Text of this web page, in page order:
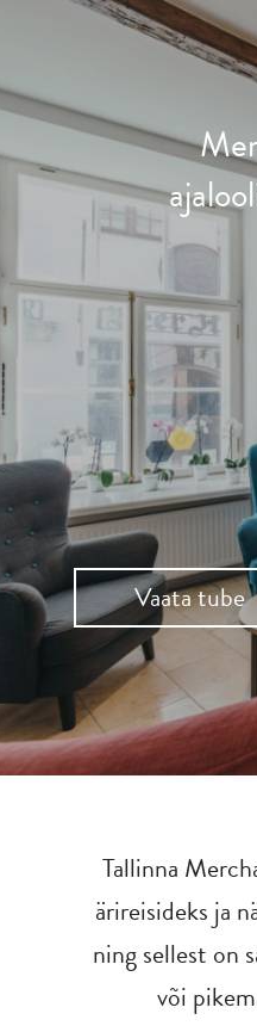
Vaata tube
Tallinna
ärireisideks ja
ning sellest on
või